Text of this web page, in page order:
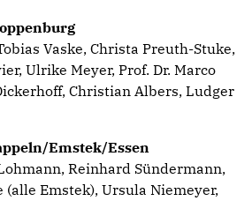
Vaske, Christa Preuth-Stuke,
Ulrike Meyer, Prof. Dr. Marco
Christian Albers, Ludger
Emstek/Essen
Reinhard Sündermann,
(alle Emstek), Ursula Niemeyer,